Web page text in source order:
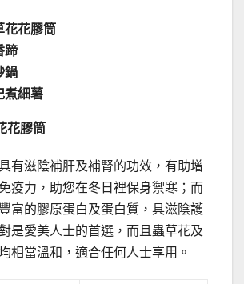
花花膠筒
蹄
鍋
煮細薯
花膠筒
有滋陰補肝及補腎的功效，有助增
疫力，助您在冬日裡保身禦寒；而
富的膠原蛋白及蛋白質，具滋陰護
是愛美人士的首選，而且蟲草花及
相當溫和，適合任何人士享用。